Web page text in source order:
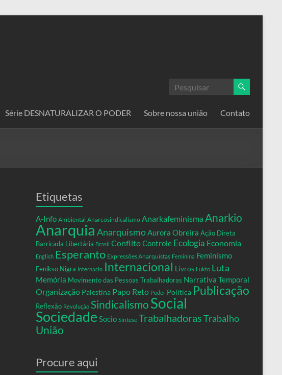
Série DESNATURALIZAR O PODER Sobre nossa união Contato
Etiquetas
A-Info Ambiental Anarcosindicalismo Anarkafeminisma Anarkio
Anarquia AnarquismoAurora Obreira Ação Direta
Barricada Libertária Brasil ConflitoControle Ecologia Economia
English Esperanto Expressões Anarquistas Feminina Feminismo
Fenikso Nigra Internacio Internacional Livros Lukto Luta
Memória Movimento das Pessoas Trabalhadoras Narrativa Temporal
Organização Palestina Papo Reto Poder Política Publicação
Reflexão Revolução Sindicalismo Social
Sociedade Socio Síntese TrabalhadorasTrabalho
União
Procure aqui